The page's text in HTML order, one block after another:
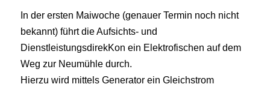
In der ersten Maiwoche (genauer Termin noch nicht
bekannt) führt die Aufsichts- und
DienstleistungsdirekKon ein Elektrofischen auf dem
Weg zur Neumühle durch.
Hierzu wird mittels Generator ein Gleichstrom